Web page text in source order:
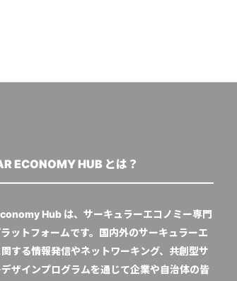
ECONOMY HUB とは？
Hub は、サーキュラーエコノミー専門
ットフォームです。国内外のサーキュラーエ
する情報発信やネットワーキング、共創型サ
ザインプログラムを通じて企業や自治体の皆